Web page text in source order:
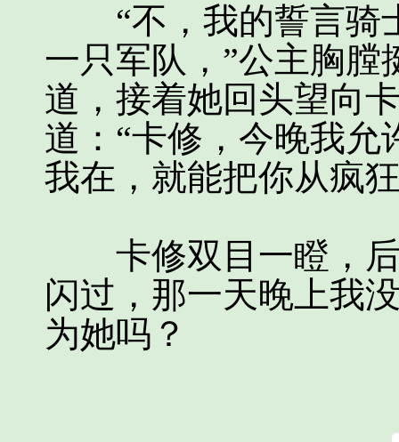
“不，我的誓言骑
一只军队，”公主胸
道，接着她回头望向
道：“卡修，今晚我
我在，就能把你从疯
卡修双目一瞪，后
闪过，那一天晚上我
为她吗？